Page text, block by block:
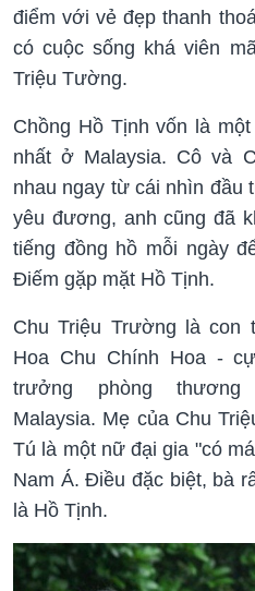
điểm với vẻ đẹp thanh
có cuộc sống khá viên
Triệu Tường.
Chồng Hồ Tịnh vốn là
nhất ở Malaysia. Cô và
nhau ngay từ cái nhìn đầu
yêu đương, anh cũng đã
tiếng đồng hồ mỗi ngày
Điếm gặp mặt Hồ Tịnh.
Chu Triệu Trường là con
Hoa Chu Chính Hoa -
trưởng phòng
Malaysia. Mẹ của Chu
Tú là một nữ đại gia "có
Nam Á. Điều đặc biệt, bà
là Hồ Tịnh.